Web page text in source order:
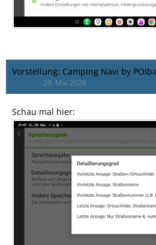
Vorstellung: Camping Navi by
29. Mai 2026
Schau mal hier: